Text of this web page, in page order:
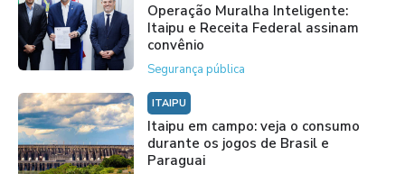
Operação Muralha Inteligente:
Itaipu e Receita Federal assinam
convênio
Segurança pública
ITAIPU
Itaipu em campo: veja o consumo
durante os jogos de Brasil e
Paraguai